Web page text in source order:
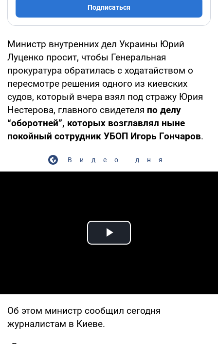
Подписаться
Министр внутренних дел Украины Юрий
Луценко просит, чтобы Генеральная
прокуратура обратилась с ходатайством о
пересмотре решения одного из киевских
судов, который вчера взял под стражу Юрия
Нестерова, главного свидетеля по делу
“оборотней”, которых возглавлял ныне
покойный сотрудник УБОП Игорь Гончаров.
Видео дня
Play Video
Об этом министр сообщил сегодня
журналистам в Киеве.